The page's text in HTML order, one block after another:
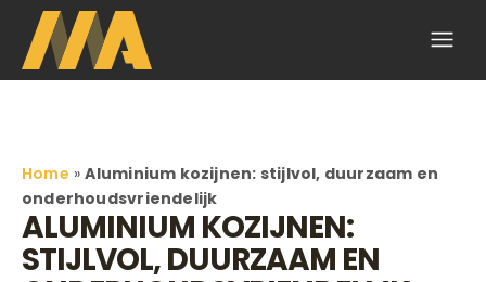
Home »Aluminium kozijnen: stijlvol, duurzaam en
onderhoudsvriendelijk
ALUMINIUM KOZIJNEN:
STIJLVOL, DUURZAAM EN